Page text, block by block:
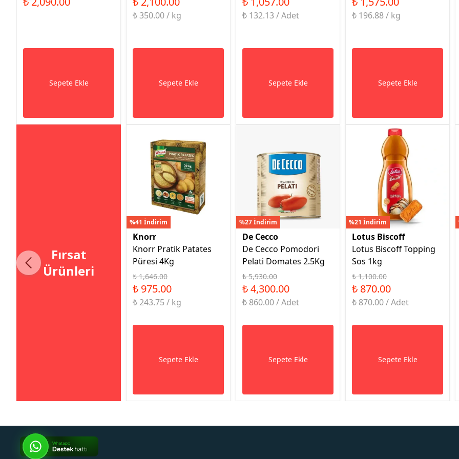
Sepete Ekle
₺ 350.00 / kg
Sepete Ekle
₺ 132.13 / Adet
Sepete Ekle
₺ 196.88 / kg
Sepete Ekle
Fırsat
Ürünleri
%41 İndirim
Knorr
Knorr Pratik Patates
Püresi 4Kg
₺ 1,646.00
₺ 975.00
₺ 243.75 / kg
Sepete Ekle
%27 İndirim
De Cecco
De Cecco Pomodori
Pelati Domates 2.5Kg
₺ 5,930.00
₺ 4,300.00
₺ 860.00 / Adet
Sepete Ekle
%21 İndirim
Lotus Biscoff
Lotus Biscoff Topping
Sos 1kg
₺ 1,100.00
₺ 870.00
₺ 870.00 / Adet
Sepete Ekle